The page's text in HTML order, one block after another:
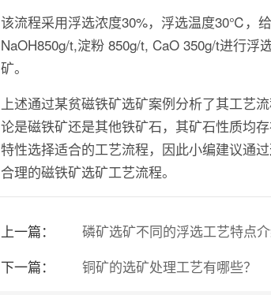
该流程采用浮选浓度30%，浮选温度30℃，
NaOH850g/t,淀粉 850g/t, CaO 350g/t进行浮
矿。
上述通过某贫磁铁矿选矿案例分析了其工艺
论是磁铁矿还是其他铁矿石，其矿石性质均
特性选择适合的工艺流程，因此小编建议通过
合理的磁铁矿选矿工艺流程。
上一篇：
磷矿选矿不同的浮选工艺特点介
下一篇：
铜矿的选矿处理工艺有哪些？